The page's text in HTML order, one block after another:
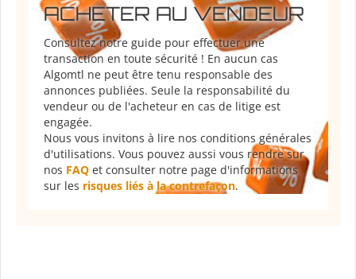
ACHETER AU VENDEUR
Consultez notre guide pour effectuer une
transaction en toute sécurité ! En aucun cas
Algomtl ne peut être tenu responsable des
annonces publiées. Seule la responsabilité du
vendeur ou de l'acheteur en cas de litige est
engagée.
Nous vous invitons à lire nos conditions générales
d'utilisations. Vous pouvez aussi vous rendre sur
nos FAQ et consulter notre page d'informations
sur les risques liés à la contrefaçon.